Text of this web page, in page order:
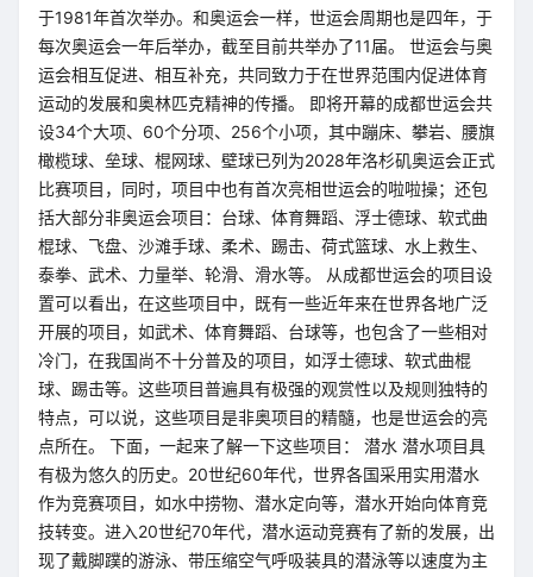
于1981年首次举办。和奥运会一样，世运会周期也是四年，于
每次奥运会一年后举办，截至目前共举办了11届。 世运会与奥
运会相互促进、相互补充，共同致力于在世界范围内促进体育
运动的发展和奥林匹克精神的传播。 即将开幕的成都世运会共
设34个大项、60个分项、256个小项，其中蹦床、攀岩、腰旗
橄榄球、垒球、棍网球、壁球已列为2028年洛杉矶奥运会正式
比赛项目，同时，项目中也有首次亮相世运会的啦啦操；还包
括大部分非奥运会项目：台球、体育舞蹈、浮士德球、软式曲
棍球、飞盘、沙滩手球、柔术、踢击、荷式篮球、水上救生、
泰拳、武术、力量举、轮滑、滑水等。 从成都世运会的项目设
置可以看出，在这些项目中，既有一些近年来在世界各地广泛
开展的项目，如武术、体育舞蹈、台球等，也包含了一些相对
冷门，在我国尚不十分普及的项目，如浮士德球、软式曲棍
球、踢击等。这些项目普遍具有极强的观赏性以及规则独特的
特点，可以说，这些项目是非奥项目的精髓，也是世运会的亮
点所在。 下面，一起来了解一下这些项目： 潜水 潜水项目具
有极为悠久的历史。20世纪60年代，世界各国采用实用潜水
作为竞赛项目，如水中捞物、潜水定向等，潜水开始向体育竞
技转变。进入20世纪70年代，潜水运动竞赛有了新的发展，出
现了戴脚蹼的游泳、带压缩空气呼吸装具的潜泳等以速度为主